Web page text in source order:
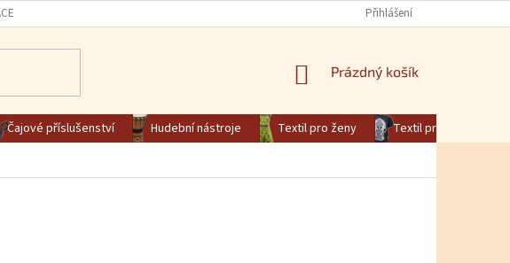
Přihlášení
NÁKUPNÍ KOŠÍK
Prázdný košík
Čajové příslušenství Hudební nástroje Textil pro ženy
Textil pro muže